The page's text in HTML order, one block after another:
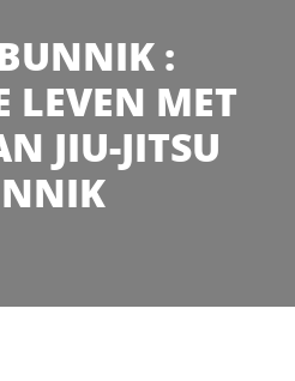
:
LEVEN MET
JIU-JITSU